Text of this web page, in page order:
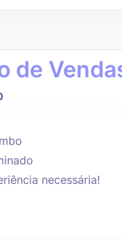
de
necessária!